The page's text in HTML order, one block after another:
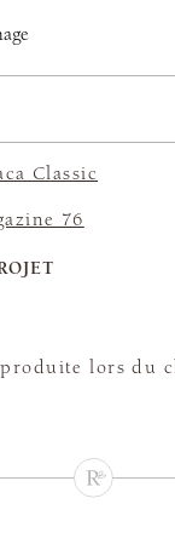
Classic
76
lors du